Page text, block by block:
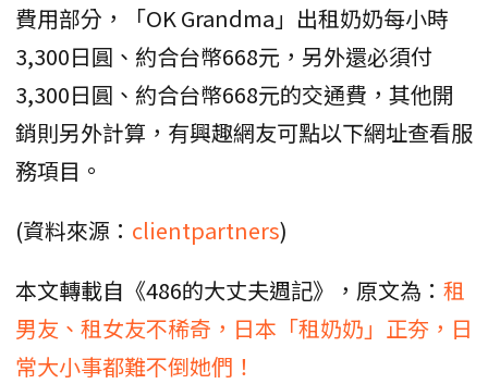
費用部分，「OK Grandma」出租奶奶每小時
3,300日圓、約合台幣668元，另外還必須付
3,300日圓、約合台幣668元的交通費，其他開
銷則另外計算，有興趣網友可點以下網址查看服
務項目。
(資料來源： clientpartners)
本文轉載自《486的大丈夫週記》，原文為： 租
男友、租女友不稀奇，日本「租奶奶」正夯，日
常大小事都難不倒她們！